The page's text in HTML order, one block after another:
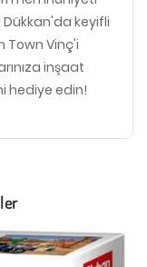
Dükkan'da keyifli
Town Vinç'i
inşaat
hediye edin!